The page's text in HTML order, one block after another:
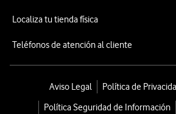
Localiza tu tienda física
Teléfonos de atención al cliente
Aviso Legal
Política de
Política Seguridad de Información